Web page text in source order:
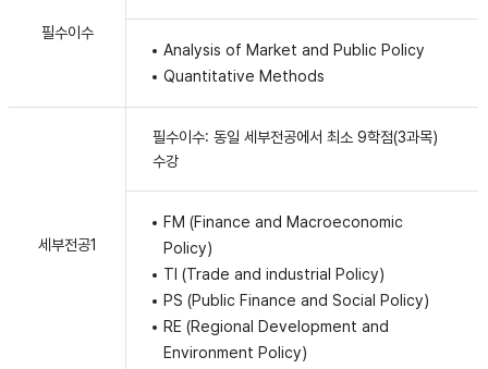
필수이수
Analysis of Market and Public Policy
Quantitative Methods
세부전공1
필수이수: 동일 세부전공에서 최소 9학점(3과목)
수강
FM (Finance and Macroeconomic
Policy)
TI (Trade and industrial Policy)
PS (Public Finance and Social Policy)
RE (Regional Development and
Environment Policy)